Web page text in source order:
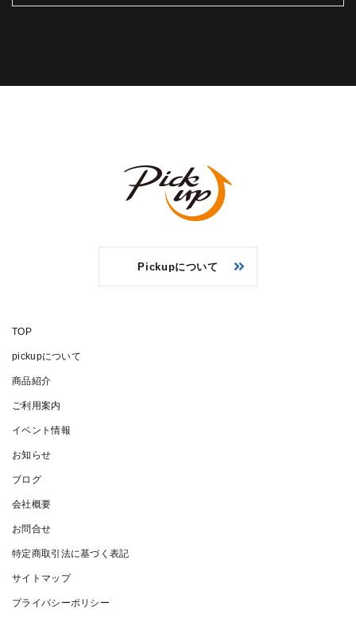
Pickupについて
TOP
pickupについて
商品紹介
ご利用案内
イベント情報
お知らせ
ブログ
会社概要
お問合せ
特定商取引法に基づく表記
サイトマップ
プライバシーポリシー